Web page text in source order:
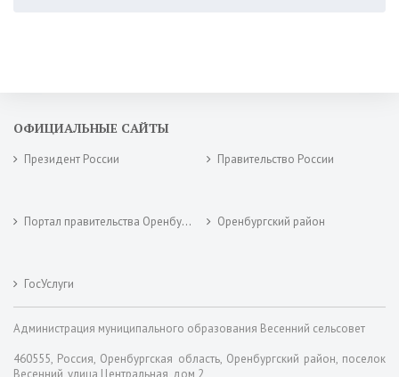
ОФИЦИАЛЬНЫЕ САЙТЫ
Президент России Правительство России
Портал правительства Оренбургской области Оренбургский район
ГосУслуги
Администрация муниципального образования Весенний сельсовет
460555, Россия, Оренбургская область, Оренбургский район, поселок
Весенний, улица Центральная, дом 2